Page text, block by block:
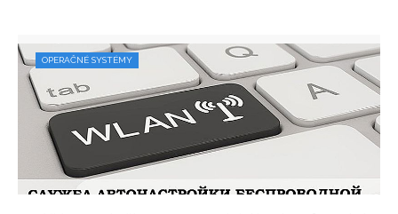
OPERAČNÉ SYSTÉMY